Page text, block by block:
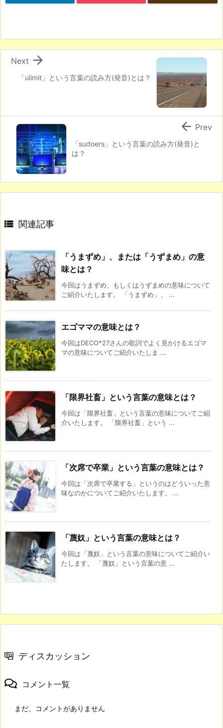
「ulimit」という言葉の読み方(発音)とは？

Next
「sudoers」という言葉の読み方(発音)と
は？
 Prev
 関連記事
「うまずめ」、または「うずまめ」の意
味とは？
今回はうまずめ、もしくはうずまめの意味について
ご紹介いたします。 「うまずめ」、 ...
エゴママの意味とは？
今回はDECO*27さんの歌詞でよく見かけるエゴマ
マの意味についてご紹介いたしま ...
「限界社畜」という言葉の意味とは？
今回は「限界社畜」という言葉の意味についてご紹
介いたします。 「限界社畜」という ...
「次席で卒業」という言葉の意味とは？
今回は「次席で卒業する」というのはどういった意
味なのかについてご紹介いたします。 ...
「蔑奴」という言葉の意味とは？
今回は「蔑奴」という言葉の意味についてご紹介い
たします。 「蔑奴」という言葉の意 ...
ディスカッション
コメント一覧
まだ、コメントがありません